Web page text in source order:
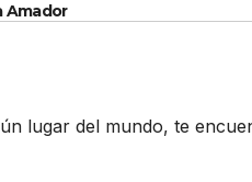
Amador
lugar del mundo, te